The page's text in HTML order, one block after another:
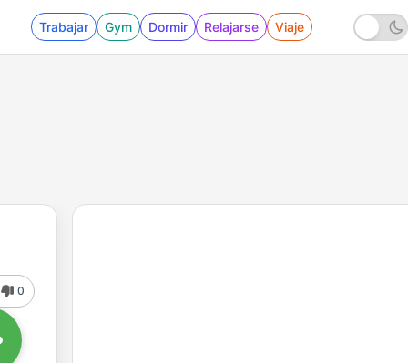
Trabajar Gym Dormir Relajarse Viaje
0